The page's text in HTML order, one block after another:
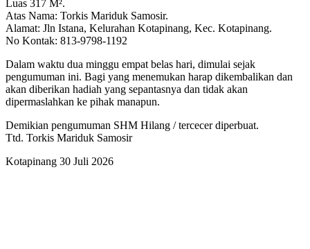
Luas 317 M².
Atas Nama: Torkis Mariduk Samosir.
Alamat: Jln Istana, Kelurahan Kotapinang, Kec. Kotapinang.
No Kontak: 813-9798-1192
Dalam waktu dua minggu empat belas hari, dimulai sejak
pengumuman ini. Bagi yang menemukan harap dikembalikan dan
akan diberikan hadiah yang sepantasnya dan tidak akan
dipermaslahkan ke pihak manapun.
Demikian pengumuman SHM Hilang / tercecer diperbuat.
Ttd. Torkis Mariduk Samosir
Kotapinang 30 Juli 2026